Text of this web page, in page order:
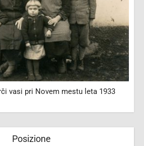
vasi pri Novem mestu leta 1933
Posizione